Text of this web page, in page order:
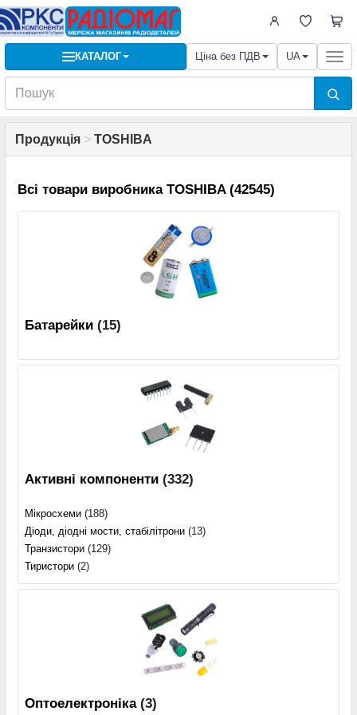
КАТАЛОГ Ціна без ПДВ UA
Продукція > TOSHIBA
Всі товари виробника TOSHIBA (42545)
Батарейки (15)
Активні компоненти (332)
Мікросхеми (188)
Діоди, діодні мости, стабілітрони (13)
Транзистори (129)
Тиристори (2)
Оптоелектроніка(3)